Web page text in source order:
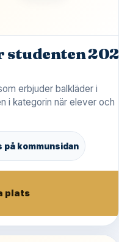
studenten
erbjuder balkläder i
i kategorin när elever och
på kommunsidan
plats